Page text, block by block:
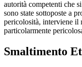
autorità competenti che
sono state sottoposte a
pericolosità, interviene il
particolarmente
Smaltimento